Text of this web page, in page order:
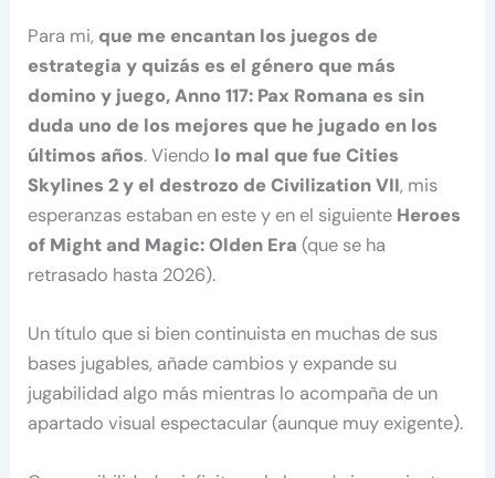
Para mi, que me encantan los juegos de
estrategia y quizás es el género que más
domino y juego, Anno 117: Pax Romana es sin
duda uno de los mejores que he jugado en los
últimos años. Viendo lo mal que fue Cities
Skylines 2 y el destrozo de Civilization VII, mis
esperanzas estaban en este y en el siguiente Heroes
of Might and Magic: Olden Era (que se ha
retrasado hasta 2026).
Un título que si bien continuista en muchas de sus
bases jugables, añade cambios y expande su
jugabilidad algo más mientras lo acompaña de un
apartado visual espectacular (aunque muy exigente).